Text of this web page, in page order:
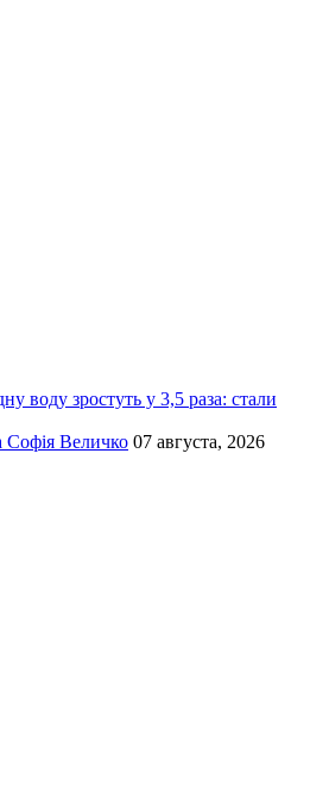
воду зростуть у 3,5 раза: стали
Софія Величко 07 августа, 2026